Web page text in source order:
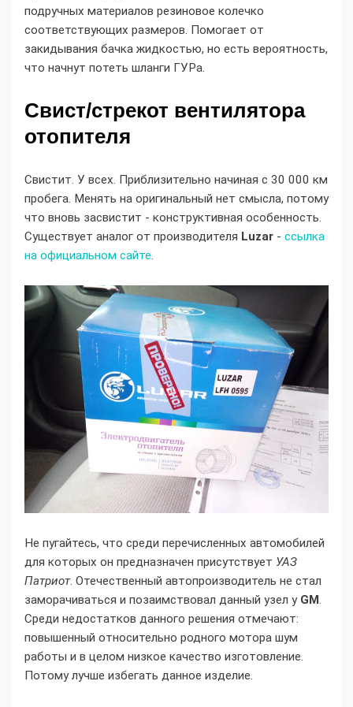
подручных материалов резиновое колечко
соответствующих размеров. Помогает от
закидывания бачка жидкостью, но есть вероятность,
что начнут потеть шланги ГУРа.
Свист/стрекот вентилятора
отопителя
Свистит. У всех. Приблизительно начиная с 30 000 км
пробега. Менять на оригинальный нет смысла, потому
что вновь засвистит - конструктивная особенность.
Существует аналог от производителя Luzar - ссылка
на официальном сайте.
Не пугайтесь, что среди перечисленных автомобилей
для которых он предназначен присутствует УАЗ
Патриот. Отечественный автопроизводитель не стал
заморачиваться и позаимствовал данный узел у GM.
Среди недостатков данного решения отмечают:
повышенный относительно родного мотора шум
работы и в целом низкое качество изготовление.
Потому лучше избегать данное изделие.